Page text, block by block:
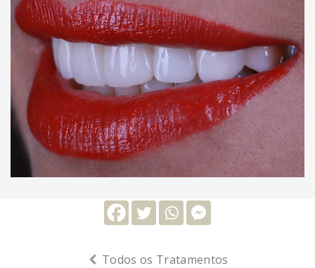
Todos os Tratamentos